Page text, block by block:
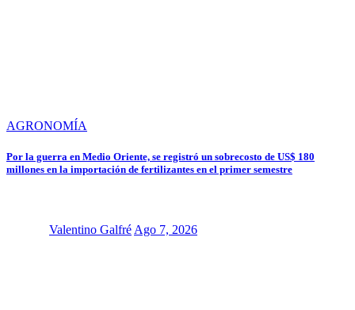
AGRONOMÍA
Por la guerra en Medio Oriente, se registró un sobrecosto de US$ 180
millones en la importación de fertilizantes en el primer semestre
Valentino Galfré Ago 7, 2026